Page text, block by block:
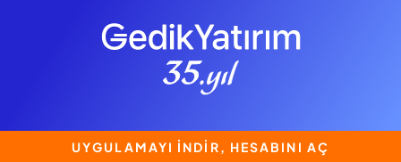
UYGULAMAYI İNDİR, HESABINI AÇ